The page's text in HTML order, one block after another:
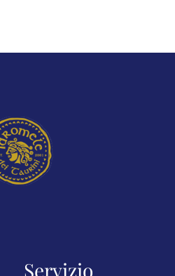
Servizio